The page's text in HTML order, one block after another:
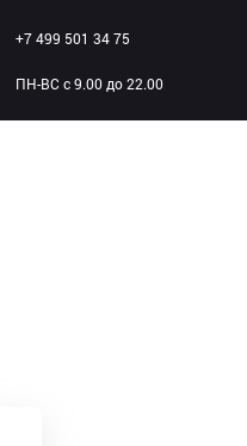
+7 499 501 34 75
ПН-ВC c 9.00 до 22.00